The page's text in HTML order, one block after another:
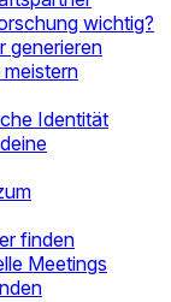
wichtig?
generieren
Identität
finden
Meetings